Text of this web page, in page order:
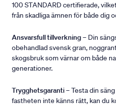
100 STANDARD certifierade,
från skadliga ämnen för både dig
Ansvarsfull tillverkning– Din
obehandlad svensk gran,
skogsbruk som värnar om både
generationer.
Trygghetsgaranti– Testa din
fastheten inte känns rätt, kan du